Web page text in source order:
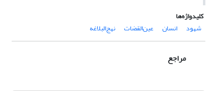
کلیدواژه‌ها
شهود
انسان عین‌القضات نهج‌البلاغه
مراجع